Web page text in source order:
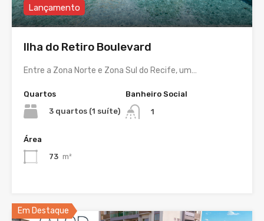
Lançamento
Ilha do Retiro Boulevard
Entre a Zona Norte e Zona Sul do Recife, um…
Quartos
3 quartos (1 suíte)
Banheiro Social
1
Área
73 m²
Em Destaque